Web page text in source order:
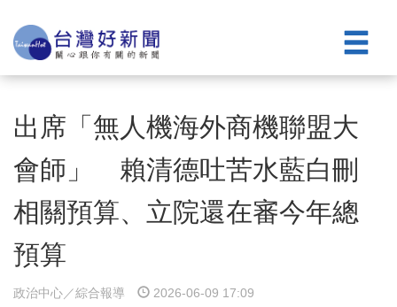
出席「無人機海外商機聯盟大
會師」 賴清德吐苦水藍白刪
相關預算、立院還在審今年總
預算
政治中心／綜合報導 2026-06-09 17:09